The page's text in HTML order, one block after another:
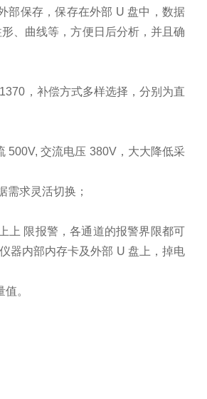
部保存，保存在外部 U 盘中，数据
、曲线等，方便日后分析，并且确
，补偿方式多样选择，分别为直
500V, 交流电压 380V，大大降低采
求灵活切换；
上 限报警，各通道的报警界限都可
器内部内存卡及外部 U 盘上，掉电
。